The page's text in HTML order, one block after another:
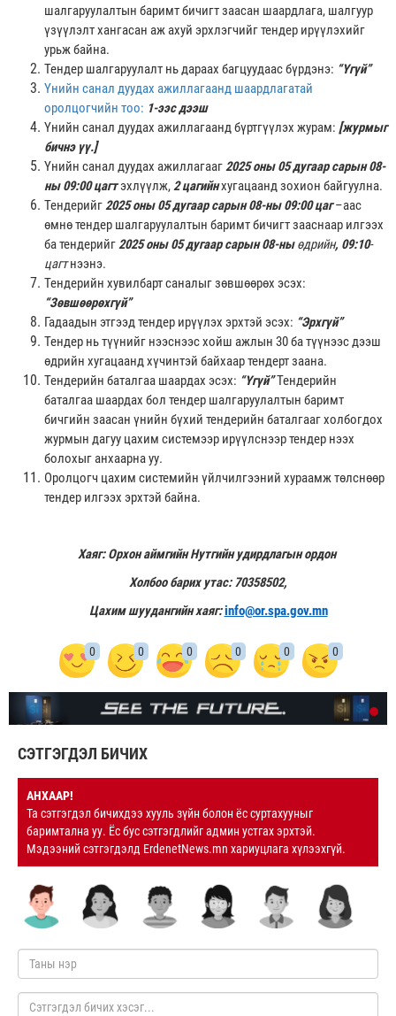
шалгаруулалтын баримт бичигт заасан шаардлага, шалгуур
үзүүлэлт хангасан аж ахуй эрхлэгчийг тендер ирүүлэхийг
урьж байна.
Тендер шалгаруулалт нь дараах багцуудаас бүрдэнэ: “Үгүй”
Үнийн санал дуудах ажиллагаанд шаардлагатай
оролцогчийн тоо: 1-ээс дээш
Үнийн санал дуудах ажиллагаанд бүртгүүлэх журам: [журмыг
бичнэ үү.]
Үнийн санал дуудах ажиллагааг2025оны 05 дугаар сарын 08-
ны 09:00 цагтэхлүүлж,2 цагийнхугацаанд зохион байгуулна.
Тендерийг2025оны 05 дугаар сарын 08-ны 09:00 цаг–аас
өмнө тендер шалгаруулалтын баримт бичигт зааснаар илгээх
ба тендерийг2025оны 05 дугаар сарын 08-ныөдрийн, 09:10-
цагтнээнэ.
Тендерийн хувилбарт саналыг зөвшөөрөх эсэх:
“Зөвшөөрөхгүй”
Гадаадын этгээд тендер ирүүлэх эрхтэй эсэх: “Эрхгүй”
Тендер нь түүнийг нээснээс хойш ажлын 30 ба түүнээс дээш
өдрийн хугацаанд хүчинтэй байхаар тендерт заана.
Тендерийн баталгаа шаардах эсэх: “Үгүй”Тендерийн
баталгаа шаардах бол тендер шалгаруулалтын баримт
бичгийн заасан үнийн бүхий тендерийн баталгааг холбогдох
журмын дагуу цахим системээр ирүүлснээр тендер нээх
болохыг анхаарна уу.
Оролцогч цахим системийн үйлчилгээний хураамж төлснөөр
тендер илгээх эрхтэй байна.
Хаяг: Орхон аймгийн Нутгийн удирдлагын ордон
Холбоо барих утас: 70358502,
Цахим шуудангийн хаяг:info@or.spa.gov.mn
0 0 0 0 0 0
СЭТГЭГДЭЛ БИЧИХ
АНХААР!
Та сэтгэгдэл бичихдээ хууль зүйн болон ёс суртахууныг
баримтална уу. Ёс бус сэтгэгдлийг админ устгах эрхтэй.
Мэдээний сэтгэгдэлд ErdenetNews.mn хариуцлага хүлээхгүй.